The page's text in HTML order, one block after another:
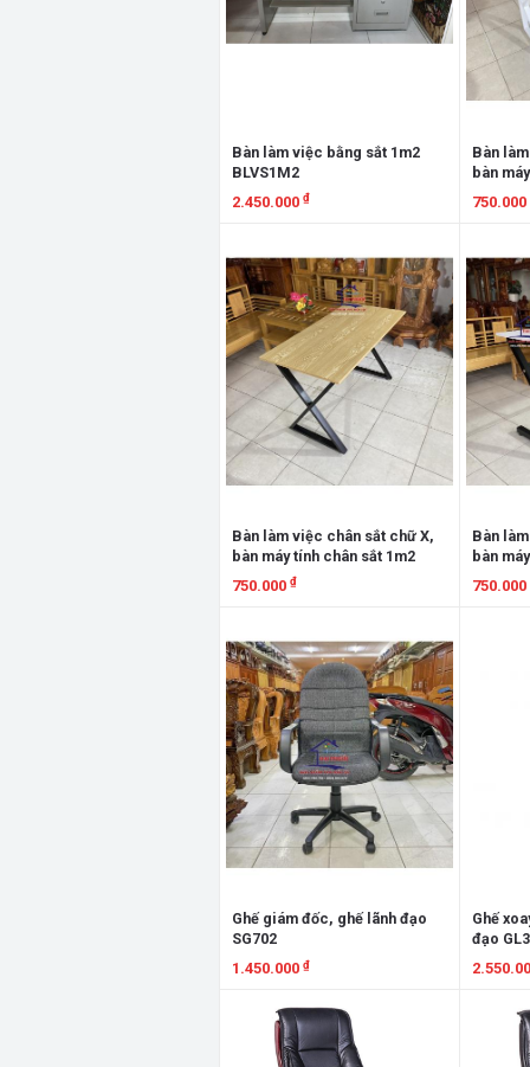
Bàn làm việc bằng sắt 1m2
BLVS1M2
2.450.000 ₫
Bàn
bàn
750.000
Bàn làm việc chân sắt chữ X,
bàn máy tính chân sắt 1m2
750.000 ₫
Bàn
bàn
750.000
Ghế giám đốc, ghế lãnh đạo
SG702
1.450.000 ₫
Xem chi tiết
Ghế
đạo